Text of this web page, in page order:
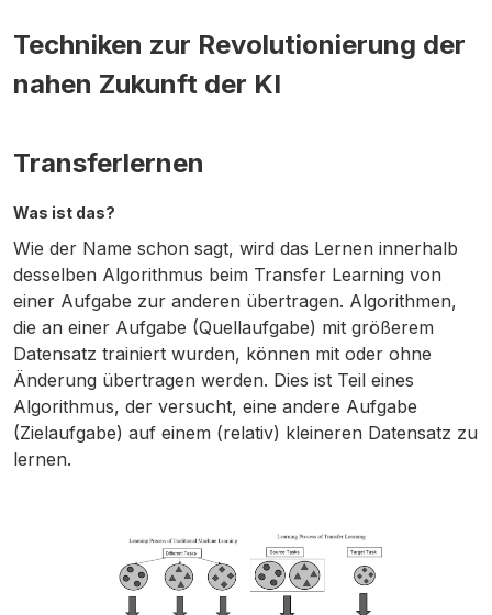
Techniken zur Revolutionierung der
nahen Zukunft der KI
Transferlernen
Was ist das?
Wie der Name schon sagt, wird das Lernen innerhalb
desselben Algorithmus beim Transfer Learning von
einer Aufgabe zur anderen übertragen. Algorithmen,
die an einer Aufgabe (Quellaufgabe) mit größerem
Datensatz trainiert wurden, können mit oder ohne
Änderung übertragen werden. Dies ist Teil eines
Algorithmus, der versucht, eine andere Aufgabe
(Zielaufgabe) auf einem (relativ) kleineren Datensatz zu
lernen.